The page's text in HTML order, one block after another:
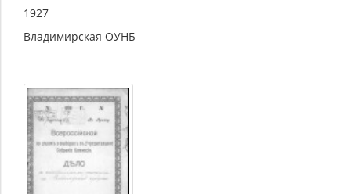
1927
Владимирская ОУНБ